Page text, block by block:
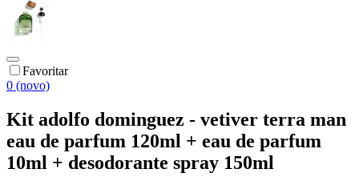
Favoritar
0 (novo)
Kit adolfo dominguez - vetiver terra man
eau de parfum 120ml + eau de parfum
10ml + desodorante spray 150ml